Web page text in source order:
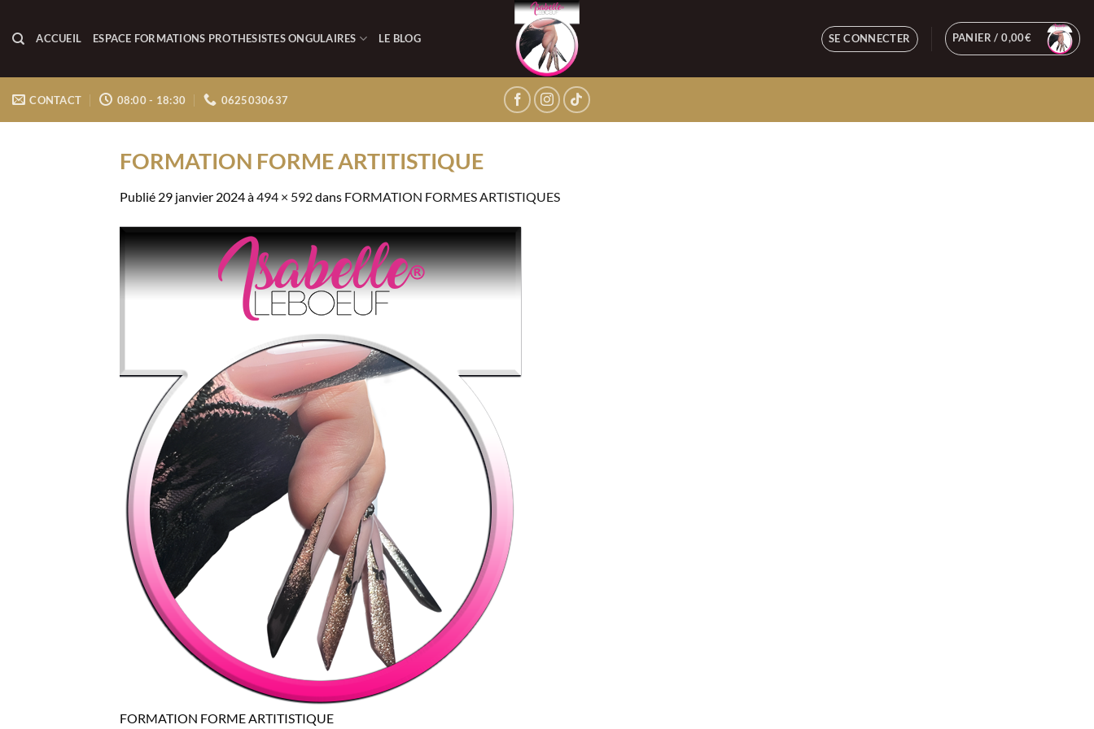
contenu
ACCUEIL ESPACE FORMATIONS PROTHESISTES ONGULAIRES LE BLOG SE CONNECTER PANIER /0,00€
CONTACT 08:00 - 18:30 0625030637
FORMATION FORME ARTITISTIQUE
Publié 29 janvier 2024à494 × 592dans FORMATION FORMES ARTISTIQUES
FORMATION FORME ARTITISTIQUE